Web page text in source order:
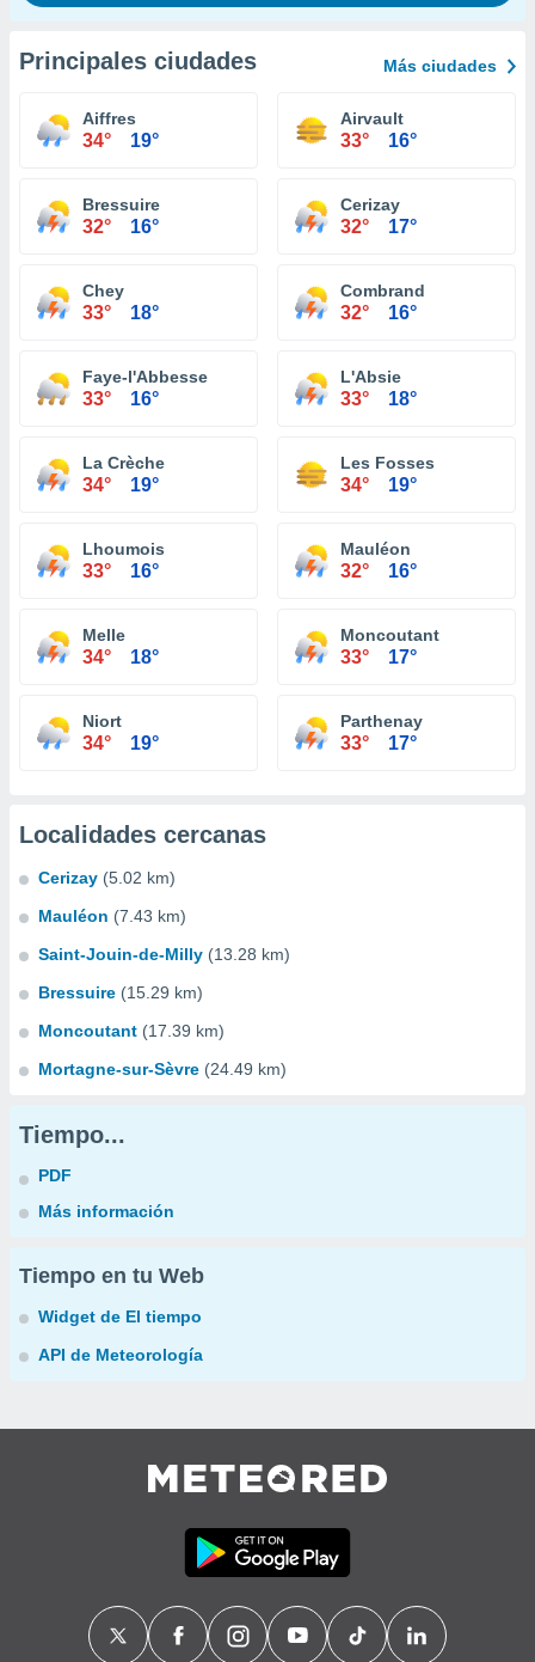
Principales ciudades Más ciudades
Aiffres
34° 19°
Airvault
33° 16°
Bressuire
32° 16°
Cerizay
32° 17°
Chey
33° 18°
Combrand
32° 16°
Faye-l'Abbesse
33° 16°
L'Absie
33° 18°
La Crèche
34° 19°
Les Fosses
34° 19°
Lhoumois
33° 16°
Mauléon
32° 16°
Melle
34° 18°
Moncoutant
33° 17°
Niort
34° 19°
Parthenay
33° 17°
Localidades cercanas
Cerizay (5.02 km)
Mauléon (7.43 km)
Saint-Jouin-de-Milly (13.28 km)
Bressuire (15.29 km)
Moncoutant (17.39 km)
Mortagne-sur-Sèvre (24.49 km)
Tiempo...
PDF
Más información
Tiempo en tu Web
Widget de El tiempo
API de Meteorología